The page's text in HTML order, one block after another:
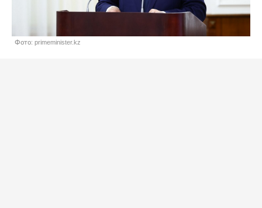
Фото: primeminister.kz